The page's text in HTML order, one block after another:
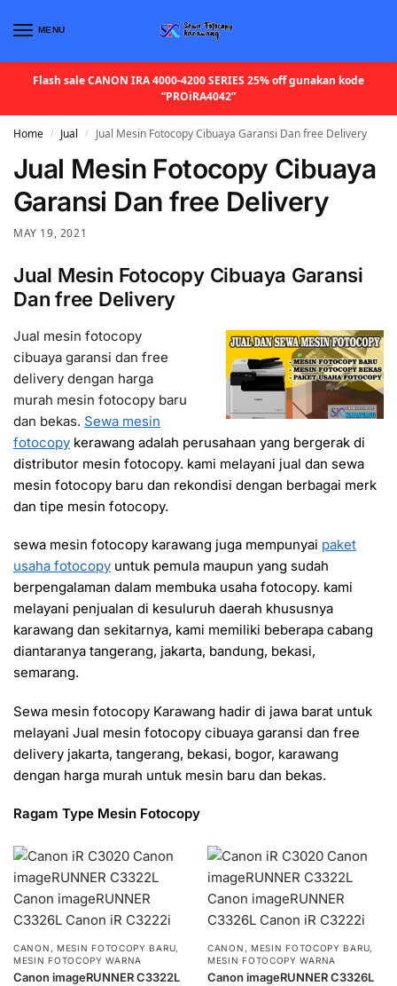
MENU
Flash sale CANON IRA 4000-4200 SERIES 25% off gunakan kode
“PROiRA4042”
Home / Jual / Jual Mesin Fotocopy Cibuaya Garansi Dan free Delivery
Jual Mesin Fotocopy Cibuaya
Garansi Dan free Delivery
MAY 19, 2021
Jual Mesin Fotocopy Cibuaya Garansi
Dan free Delivery
Jual mesin fotocopy
cibuaya garansi dan free
delivery dengan harga
murah mesin fotocopy baru
dan bekas. Sewa mesin
fotocopy kerawang adalah perusahaan yang bergerak di
distributor mesin fotocopy. kami melayani jual dan sewa
mesin fotocopy baru dan rekondisi dengan berbagai merk
dan tipe mesin fotocopy.
sewa mesin fotocopy karawang juga mempunyai paket
usaha fotocopy untuk pemula maupun yang sudah
berpengalaman dalam membuka usaha fotocopy. kami
melayani penjualan di kesuluruh daerah khususnya
karawang dan sekitarnya, kami memiliki beberapa cabang
diantaranya tangerang, jakarta, bandung, bekasi,
semarang.
Sewa mesin fotocopy Karawang hadir di jawa barat untuk
melayani Jual mesin fotocopy cibuaya garansi dan free
delivery jakarta, tangerang, bekasi, bogor, karawang
dengan harga murah untuk mesin baru dan bekas.
Ragam Type Mesin Fotocopy
CANON , MESIN FOTOCOPY BARU,
MESIN FOTOCOPY WARNA
Canon imageRUNNER C3322L
CANON , MESIN FOTOCOPY BARU,
MESIN FOTOCOPY WARNA
Canon imageRUNNER C3326L